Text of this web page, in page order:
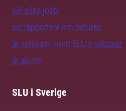
vill söka jobb
vill rapportera om naturen
är verksam inom SLU:s sektorer
är alumn
SLU i Sverige